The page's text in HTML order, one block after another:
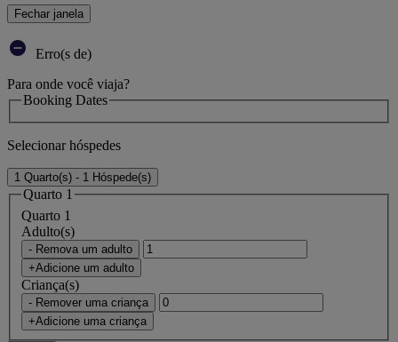
Fechar janela
Erro(s de)
Para onde você viaja?
Booking Dates
Selecionar hóspedes
1 Quarto(s) - 1 Hóspede(s)
Quarto 1
Quarto 1
Adulto(s)
- Remova um adulto
+Adicione um adulto
Criança(s)
- Remover uma criança
+Adicione uma criança